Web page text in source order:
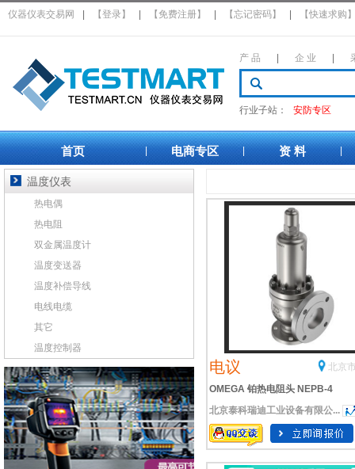
仪器仪表交易网 【登录】 【免费注册】 【忘记密码】 【快速求购
产 品 企 业
行业子站： 安防专区
首页 电商专区 资 料
电议
北京
OMEGA 铂热电阻头 NEPB-4
北京泰科瑞迪工业设备有限公...
温度仪表
热电偶
热电阻
双金属温度计
温度变送器
温度补偿导线
电线电缆
其它
温度控制器